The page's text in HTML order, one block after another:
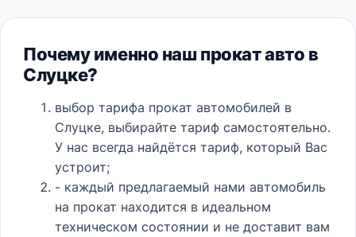
Почему именно наш прокат авто в
Слуцке?
выбор тарифа прокат автомобилей в
Слуцке, выбирайте тариф самостоятельно.
У нас всегда найдётся тариф, который Вас
устроит;
- каждый предлагаемый нами автомобиль
на прокат находится в идеальном
техническом состоянии и не доставит вам